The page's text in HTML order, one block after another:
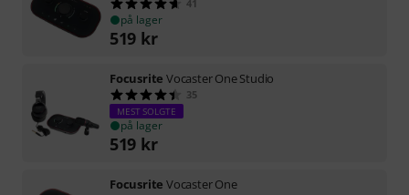
41
på lager
519 kr
Focusrite Vocaster One Studio
35
MEST SOLGTE
på lager
519 kr
Focusrite Vocaster One